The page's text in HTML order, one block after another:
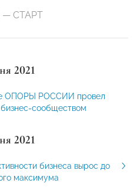
СТАРТ
2021
ОПОРЫ РОССИИ провел
сообществом
2021
бизнеса вырос до
максимума